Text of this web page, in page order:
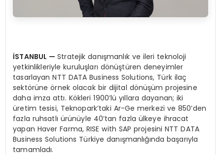
İSTANBUL —Stratejik danışmanlık ve ileri teknoloji
yetkinlikleriyle kuruluşları dönüştüren deneyimler
tasarlayan NTT DATA Business Solutions, Türk ilaç
sektörüne örnek olacak bir dijital dönüşüm projesine
daha imza attı. Kökleri 1900’lü yıllara dayanan; iki
üretim tesisi, Teknopark’taki Ar-Ge merkezi ve 850’den
fazla ruhsatlı ürünüyle 40’tan fazla ülkeye ihracat
yapan Haver Farma, RISE with SAP projesini NTT DATA
Business Solutions Türkiye danışmanlığında başarıyla
tamamladı.